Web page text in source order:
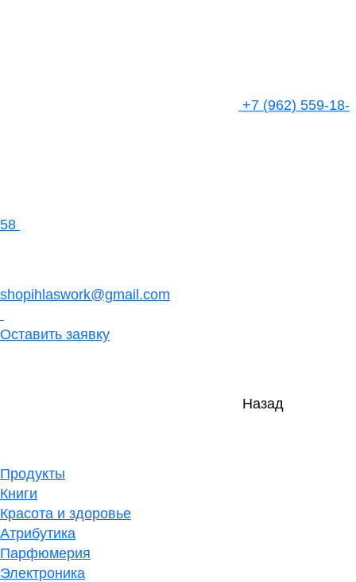
+7 (962) 559-18-
58
shopihlaswork@gmail.com
Оставить заявку
Назад
Продукты
Книги
Красота и здоровье
Атрибутика
Парфюмерия
Электроника